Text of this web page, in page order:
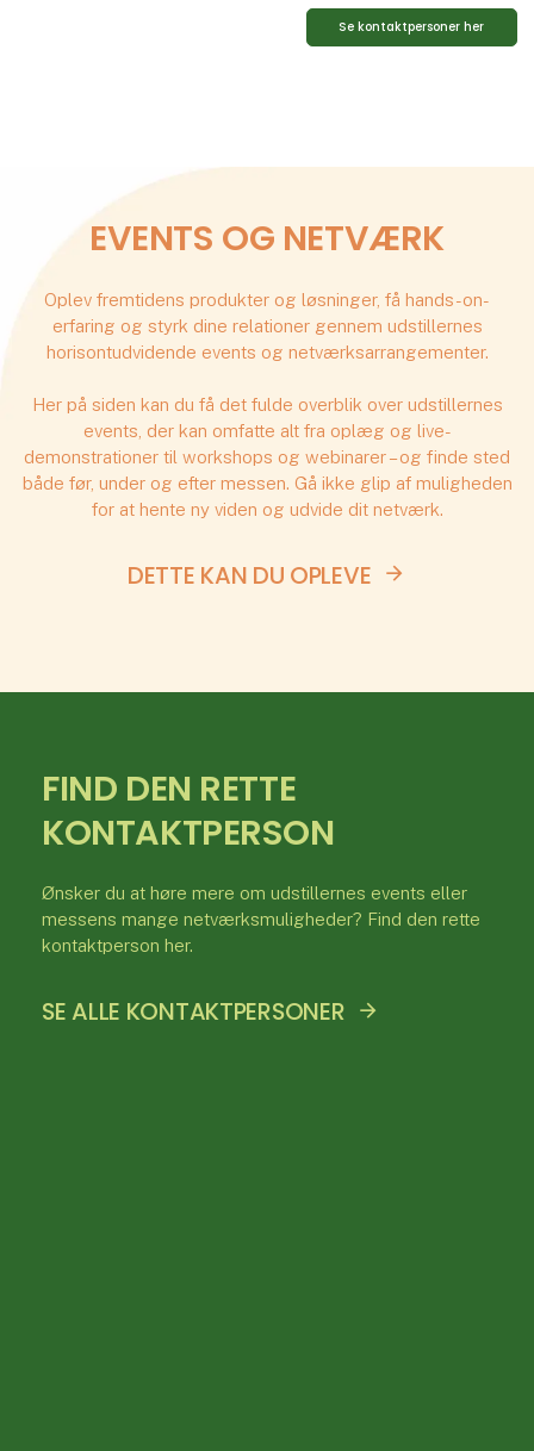
Se kontaktpersoner her
EVENTS OG NETVÆRK
Oplev fremtidens produkter og løsninger, få hands-on-
erfaring og styrk dine relationer gennem udstillernes
horisontudvidende events og netværksarrangementer.
Her på siden kan du få det fulde overblik over udstillernes
events, der kan omfatte alt fra oplæg og live-
demonstrationer til workshops og webinarer – og finde sted
både før, under og efter messen. Gå ikke glip af muligheden
for at hente ny viden og udvide dit netværk.
DETTE KAN DU OPLEVE
FIND DEN RETTE
KONTAKTPERSON
Ønsker du at høre mere om udstillernes events eller
messens mange netværksmuligheder? Find den rette
kontaktperson her.
SE ALLE KONTAKTPERSONER